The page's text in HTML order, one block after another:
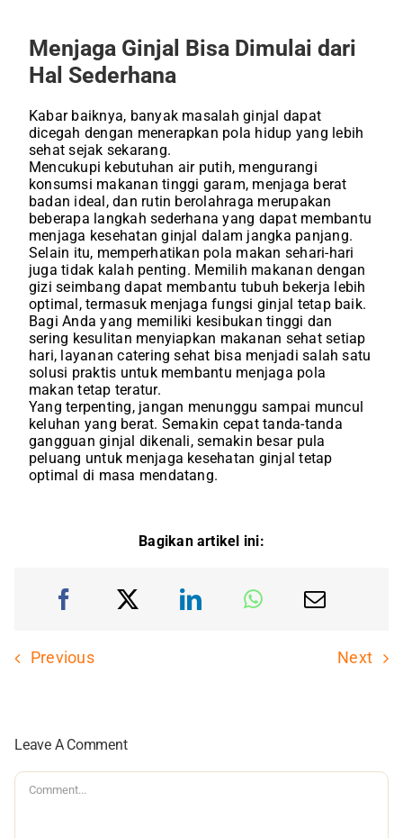
Menjaga Ginjal Bisa Dimulai dari
Hal Sederhana
Kabar baiknya, banyak masalah ginjal dapat
dicegah dengan menerapkan pola hidup yang lebih
sehat sejak sekarang.
Mencukupi kebutuhan air putih, mengurangi
konsumsi makanan tinggi garam, menjaga berat
badan ideal, dan rutin berolahraga merupakan
beberapa langkah sederhana yang dapat membantu
menjaga kesehatan ginjal dalam jangka panjang.
Selain itu, memperhatikan pola makan sehari-hari
juga tidak kalah penting. Memilih makanan dengan
gizi seimbang dapat membantu tubuh bekerja lebih
optimal, termasuk menjaga fungsi ginjal tetap baik.
Bagi Anda yang memiliki kesibukan tinggi dan
sering kesulitan menyiapkan makanan sehat setiap
hari, layanan catering sehat bisa menjadi salah satu
solusi praktis untuk membantu menjaga pola
makan tetap teratur.
Yang terpenting, jangan menunggu sampai muncul
keluhan yang berat. Semakin cepat tanda-tanda
gangguan ginjal dikenali, semakin besar pula
peluang untuk menjaga kesehatan ginjal tetap
optimal di masa mendatang.
Bagikan artikel ini:
Previous Next
Leave A Comment
Comment